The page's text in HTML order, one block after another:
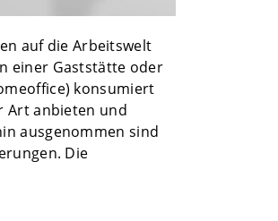
auf die Arbeitswelt
einer Gaststätte oder
konsumiert
Art anbieten und
ausgenommen sind
Die